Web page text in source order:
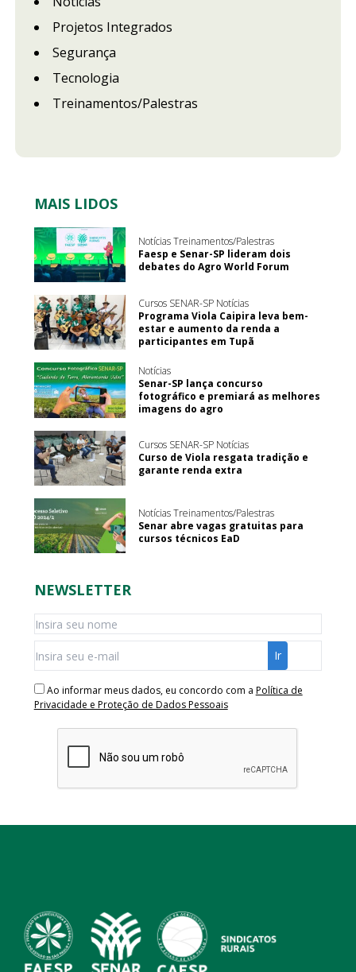
Projetos Integrados
Segurança
Tecnologia
Treinamentos/Palestras
MAIS LIDOS
Notícias Treinamentos/Palestras
Faesp e Senar-SP lideram dois
debates do Agro World Forum
Cursos SENAR-SP Notícias
Programa Viola Caipira leva bem-
estar e aumento da renda a
participantes em Tupã
Notícias
Senar-SP lança concurso
fotográfico e premiará as melhores
imagens do agro
Cursos SENAR-SP Notícias
Curso de Viola resgata tradição e
garante renda extra
Notícias Treinamentos/Palestras
Senar abre vagas gratuitas para
cursos técnicos EaD
NEWSLETTER
Ao informar meus dados, eu concordo com a Política de
Privacidade e Proteção de Dados Pessoais